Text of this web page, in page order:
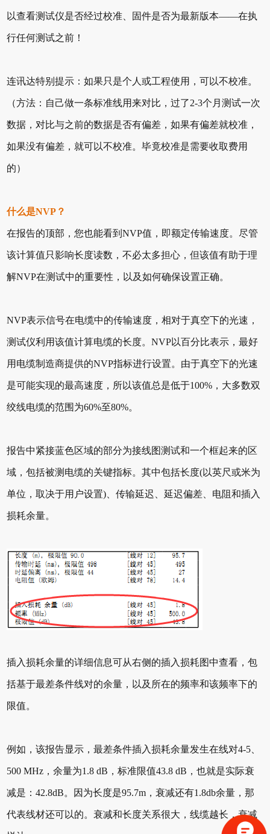
以查看测试仪是否经过校准、固件是否为最新版本——在执
行任何测试之前！
连讯达特别提示：如果只是个人或工程使用，可以不校准。
（方法：自己做一条标准线用来对比，过了2-3个月测试一次
数据，对比与之前的数据是否有偏差，如果有偏差就校准，
如果没有偏差，就可以不校准。毕竟校准是需要收取费用
的）
什么是NVP？
在报告的顶部，您也能看到NVP值，即额定传输速度。尽管
该计算值只影响长度读数，不必太多担心，但该值有助于理
解NVP在测试中的重要性，以及如何确保设置正确。
NVP表示信号在电缆中的传输速度，相对于真空下的光速，
测试仪利用该值计算电缆的长度。NVP以百分比表示，最好
用电缆制造商提供的NVP指标进行设置。由于真空下的光速
是可能实现的最高速度，所以该值总是低于100%，大多数双
绞线电缆的范围为60%至80%。
报告中紧接蓝色区域的部分为接线图测试和一个框起来的区
域，包括被测电缆的关键指标。其中包括长度(以英尺或米为
单位，取决于用户设置)、传输延迟、延迟偏差、电阻和插入
损耗余量。
插入损耗余量的详细信息可从右侧的插入损耗图中查看，包
括基于最差条件线对的余量，以及所在的频率和该频率下的
限值。
例如，该报告显示，最差条件插入损耗余量发生在线对4-5、
500 MHz，余量为1.8 dB，标准限值43.8 dB，也就是实际衰
减是：42.8dB。因为长度是95.7m，衰减还有1.8db余量，那
代表线材还可以的。衰减和长度关系很大，线缆越长，衰减